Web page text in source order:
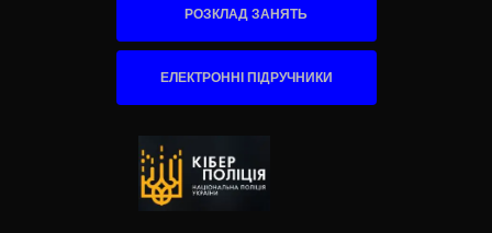
РОЗКЛАД ЗАНЯТЬ
ЕЛЕКТРОННІ ПІДРУЧНИКИ